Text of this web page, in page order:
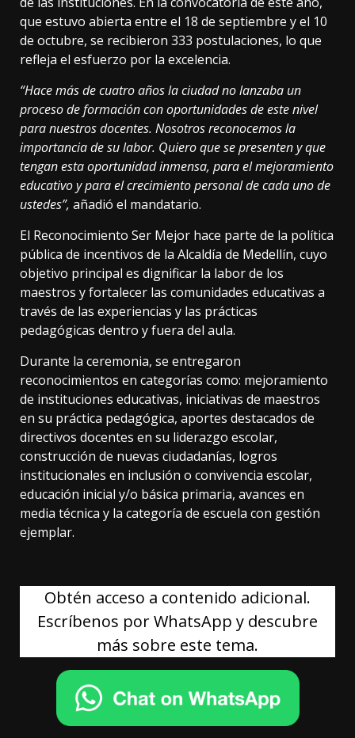
que estuvo abierta entre el 18 de septiembre y el 10
de octubre, se recibieron 333 postulaciones, lo que
refleja el esfuerzo por la excelencia.
“Hace más de cuatro años la ciudad no lanzaba un
proceso de formación con oportunidades de este nivel
para nuestros docentes. Nosotros reconocemos la
importancia de su labor. Quiero que se presenten y que
tengan esta oportunidad inmensa, para el mejoramiento
educativo y para el crecimiento personal de cada uno de
ustedes”, añadió el mandatario.
El Reconocimiento Ser Mejor hace parte de la política
pública de incentivos de la Alcaldía de Medellín, cuyo
objetivo principal es dignificar la labor de los
maestros y fortalecer las comunidades educativas a
través de las experiencias y las prácticas
pedagógicas dentro y fuera del aula.
Durante la ceremonia, se entregaron
reconocimientos en categorías como: mejoramiento
de instituciones educativas, iniciativas de maestros
en su práctica pedagógica, aportes destacados de
directivos docentes en su liderazgo escolar,
construcción de nuevas ciudadanías, logros
institucionales en inclusión o convivencia escolar,
educación inicial y/o básica primaria, avances en
media técnica y la categoría de escuela con gestión
ejemplar.
Obtén acceso a contenido adicional.
Escríbenos por WhatsApp y descubre
más sobre este tema.